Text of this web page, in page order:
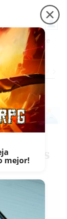
de botellas
Córdoba
sus
mejor!